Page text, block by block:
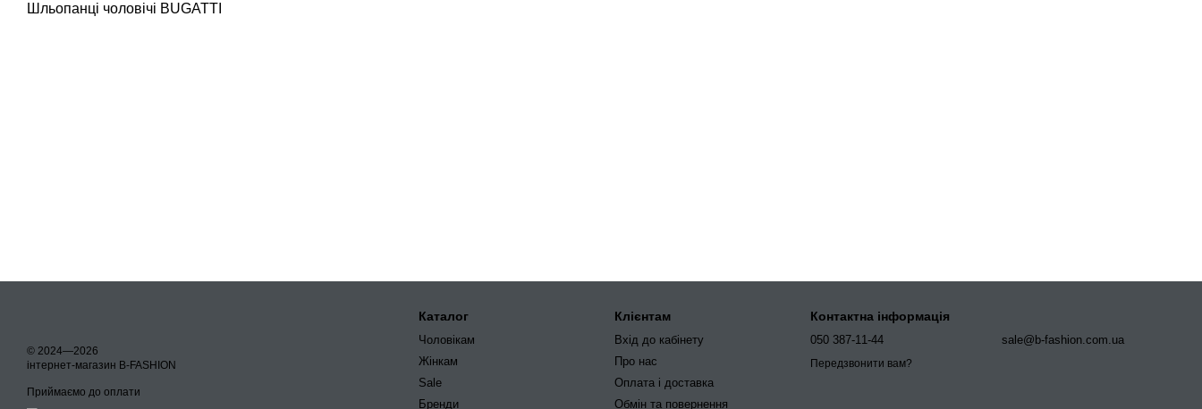
Шльопанці чоловічі BUGATTI
© 2024—2026
інтернет-магазин B-FASHION
Приймаємо до оплати
Каталог
Чоловікам
Жінкам
Sale
Бренди
Клієнтам
Вхід до кабінету
Про нас
Оплата і доставка
Обмін та повернення
Контактна інформація
050 387-11-44
Передзвонити вам?
sale@b-fashion.com.ua